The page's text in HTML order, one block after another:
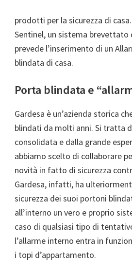
prodotti per la sicurezza di
Sentinel, un sistema brevettato
prevede l’inserimento di un
blindata di casa.
Porta blindata e
Gardesa è un’azienda storica
blindati da molti anni. Si tratta
consolidata e dalla grande
abbiamo scelto di collaborare
novità in fatto di sicurezza
Gardesa, infatti, ha
sicurezza dei suoi portoni
all’interno un vero e proprio
caso di qualsiasi tipo di
l’allarme interno entra in
i topi d’appartamento.